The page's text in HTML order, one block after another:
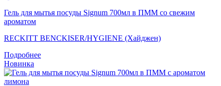
Гель для мытья посуды Signum 700мл в ПММ со свежим
ароматом
RECKITT BENCKISER/HYGIENE (Хайджен)
Подробнее
Новинка